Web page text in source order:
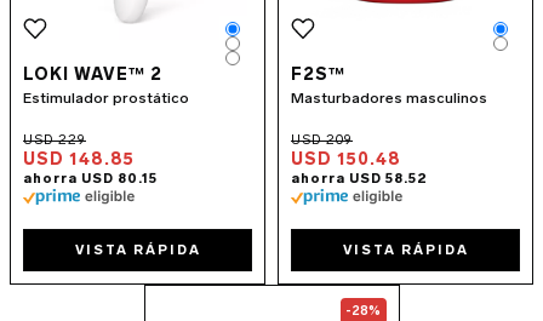
LOKI WAVE™ 2
Estimulador prostático
USD 148.85
Color
Color
Color
VISTA RÁPIDA
F2S™
Masturbadores masculinos
USD 150.48
VISTA RÁPIDA
Go to theENIGMA™ Double
-28%